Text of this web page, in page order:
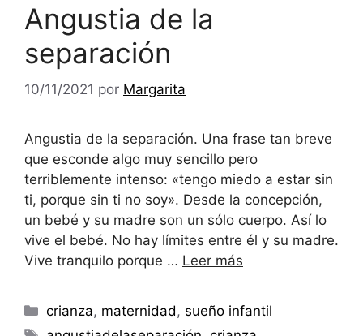
Angustia de la
separación
10/11/2021 por Margarita
Angustia de la separación. Una frase tan breve
que esconde algo muy sencillo pero
terriblemente intenso: «tengo miedo a estar sin
ti, porque sin ti no soy». Desde la concepción,
un bebé y su madre son un sólo cuerpo. Así lo
vive el bebé. No hay límites entre él y su madre.
Vive tranquilo porque … Leer más
Categorías
crianza, maternidad , sueño infantil
Etiquetas